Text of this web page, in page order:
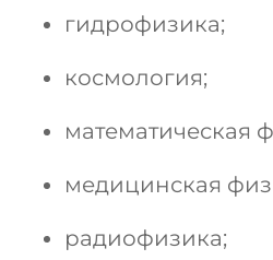
гидрофизика;
космология;
математическая
медицинская
радиофизика;